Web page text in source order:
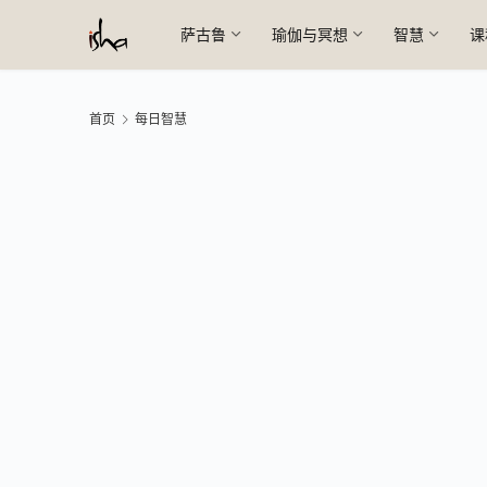
萨古鲁 瑜伽与冥想 智慧
首页 每日智慧